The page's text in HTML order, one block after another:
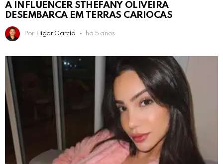
A INFLUENCER STHEFANY OLIVEIRA
DESEMBARCA EM TERRAS CARIOCAS
Por Higor Garcia há 5 anos